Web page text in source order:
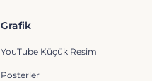
Grafik
YouTube Küçük Resim
Posterler